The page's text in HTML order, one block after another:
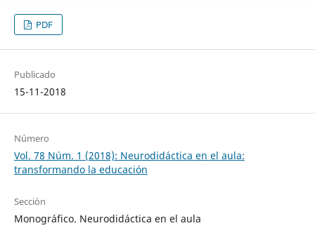
PDF
Publicado
15-11-2018
Número
Vol. 78 Núm. 1 (2018): Neurodidáctica en el aula:
transformando la educación
Sección
Monográfico. Neurodidáctica en el aula